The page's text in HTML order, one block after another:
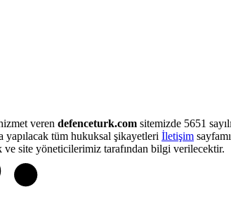
veren defenceturk.com sitemizde 5651
yapılacak tüm hukuksal şikayetleri İletişim
ve site yöneticilerimiz tarafından bilgi verilecektir.